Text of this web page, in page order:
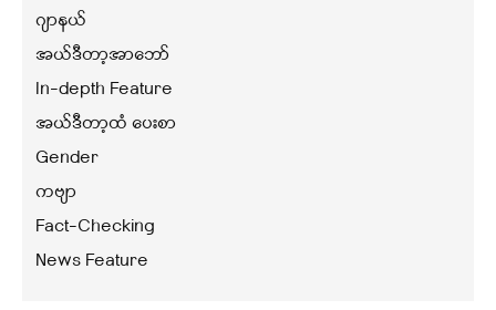
ဂျာနယ်
အယ်ဒီတာ့အာဘော်
In-depth Feature
အယ်ဒီတာ့ထံ ပေးစာ
Gender
ကဗျာ
Fact-Checking
News Feature